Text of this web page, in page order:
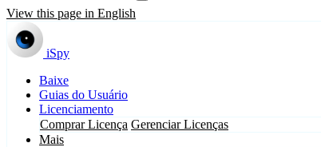
View this page in English
iSpy
Baixe
Guias do Usuário
Licenciamento
Comprar Licença Gerenciar Licenças
Mais